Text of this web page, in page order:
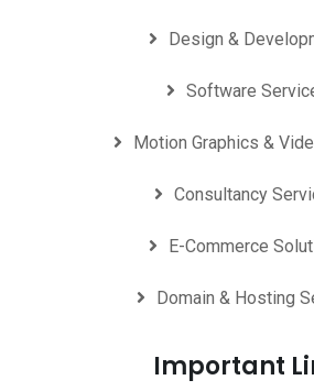
Design &
Software
Motion Graphics &
Consultancy
E-Commerce
Domain & Hosting
Important